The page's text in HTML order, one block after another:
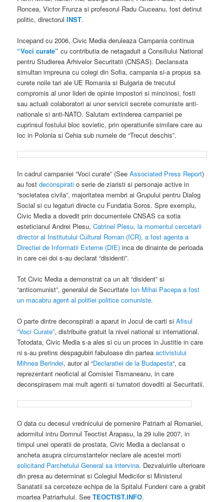
Roncea, Victor Frunza si profesorul Radu Ciuceanu, fost detinut
politic, directorul INST.
Incepand cu 2006, Civic Media deruleaza Campania continua
“Voci curate” cu contributia de netagaduit a Consiliului National
pentru Studierea Arhivelor Securitatii (CNSAS). Declansata
simultan impreuna cu colegi din Sofia, campania si-a propus sa
curete noile tari ale UE Romania si Bulgaria de trecutul
compromis al unor lideri de opinie impostori si mincinosi, fosti
sau actuali colaboratori ai unor servicii secrete comuniste anti-
nationale si anti-NATO. Salutam extinderea campaniei pe
cuprinsul fostului bloc sovietic, prin operatiunile similare care au
loc in Polonia si Cehia sub numele de “Trecut deschis”.
In cadrul campaniei “Voci curate” (SeeAssociated Press Report)
au fostdeconspiratio serie de ziaristi si personaje active in
“societatea civila”, majoritatea membri ai Grupului pentru Dialog
Social si cu legaturi directe cu Fundatia Soros. Spre exemplu,
Civic Media a dovedit prin documentele CNSAS ca sotia
esteticianul Andrei Plesu,Catrinel Plesu, la momentul cercetarii
director al Institutului Cultural Roman (ICR), a fost agenta a
Directiei de Informatii Externe (DIE) inca de dinainte de perioada
in care cei doi s-au declarat “disidenti”.
Tot Civic Media a demonstrat ca un alt “disident” si
“anticomunist”, generalul de Securitate Ion Mihai Pacepa a fost
un macabru agent al politiei politice comuniste.
O parte dintre deconspirati a aparut in Jocul de carti siAfisul
“Voci Curate”, distribuite gratuit la nivel national si international.
Totodata, Civic Media s-a ales si cu un proces in Justitie in care
ni s-au pretins despagubiri fabuloase din parteaactivistului
Mihnea Berindei, autor al “Declaratiei de la Budapesta“, ca
reprezentant neoficial al Comisiei Tismaneanu, in care
deconspirasem mai mult agenti si turnatori dovediti ai Securitatii.
O data cu decesul vrednicului de pomenire Patriarh al Romaniei,
adormitul intru Domnul Teoctist Arapasu, la 29 iulie 2007, in
timpul unei operatii de prostata, Civic Media a declansat o
ancheta asupra circumstantelor neclare ale acestei morti
solicitand Parchetului General sa intervina. Dezvaluirile ulterioare
din presa au determinat si Colegiul Medicilor si Ministerul
Sanatatii sa cerceteze echipa de la Spitalul Fundeni care a grabit
moartea Patriarhului. See TEOCTIST.INFO.